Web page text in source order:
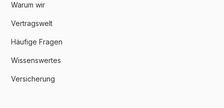
Warum wir
Vertragswelt
Häufige Fragen
Wissenswertes
Versicherung